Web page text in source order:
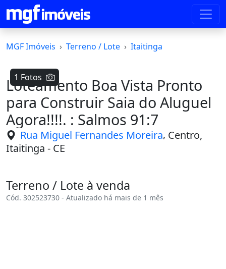
MGF Imóveis Terreno / Lote Itaitinga
1 Fotos
Loteamento Boa Vista Pronto
para Construir Saia do Aluguel
Agora!!!!. : Salmos 91:7
Rua Miguel Fernandes Moreira, Centro,
Itaitinga - CE
Terreno / Lote à venda
Cód. 302523730 - Atualizado há mais de 1 mês